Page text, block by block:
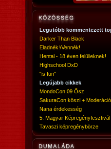
Legutóbb kommentezett
Darker Than Black
Eladnék!/Vennék!
Hentai - 18 éven felülieknek!
Highschool DxD
"is fun"
Legújabb cikkek
MondoCon 09 Ősz
SakuraCon köszi +
Nana érdekesség
5. Magyar Képregényfesztivál
Tavaszi képregénybörze